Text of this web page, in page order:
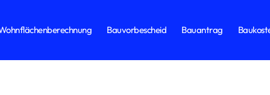
Bauvorbescheid Bauantrag